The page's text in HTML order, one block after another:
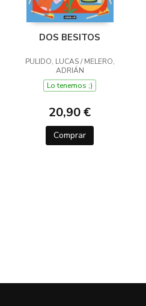
DOS BESITOS
PULIDO, LUCAS / MELERO,
ADRIÁN
Lo tenemos ;)
20,90 €
Comprar